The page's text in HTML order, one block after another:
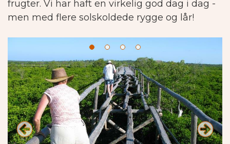
frugter. Vi har haft en virkelig god dag i dag -
men med flere solskoldede rygge og lår!